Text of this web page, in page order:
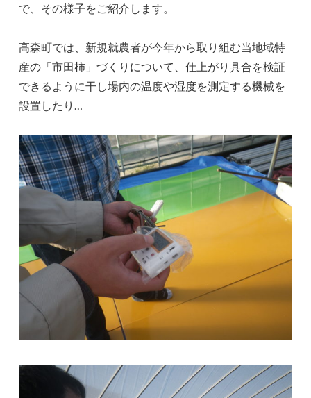
で、その様子をご紹介します。
高森町では、新規就農者が今年から取り組む当地域特
産の「市田柿」づくりについて、仕上がり具合を検証
できるように干し場内の温度や湿度を測定する機械を
設置したり…